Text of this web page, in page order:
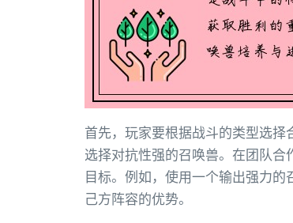
首先，玩家要根据战斗的类型选
选择对抗性强的召唤兽。在团队
目标。例如，使用一个输出强力
己方阵容的优势。